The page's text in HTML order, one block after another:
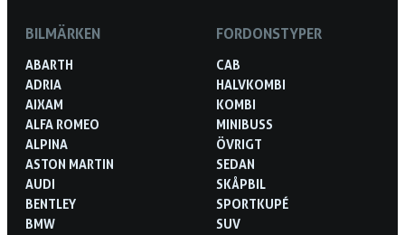
BILMÄRKEN
ABARTH
ADRIA
AIXAM
ALFA ROMEO
ALPINA
ASTON MARTIN
AUDI
BENTLEY
BMW
FORDONSTYPER
CAB
HALVKOMBI
KOMBI
MINIBUSS
ÖVRIGT
SEDAN
SKÅPBIL
SPORTKUPÉ
SUV